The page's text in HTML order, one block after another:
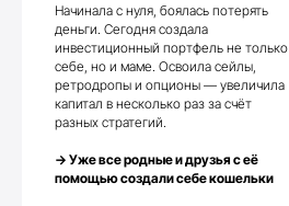
Начинала с нуля, боялась потерять
деньги. Сегодня создала
инвестиционный портфель не только
себе, но и маме. Освоила сейлы,
ретродропы и опционы — увеличила
капитал в несколько раз за счёт
разных стратегий.
→ Уже все родные и друзья с её
помощью создали себе кошельки
СМИ о Марии
О Марии говорят